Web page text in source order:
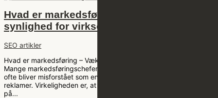
Hvad er markedsføring – Vækst og
synlighed for virksomheder
SEO artikler
Hvad er markedsføring – Vækst og synlighed for virksomheder
Mange markedsføringschefer oplever, at effektiv markedsføring
ofte bliver misforstået som ensidige salgstricks eller klassiske
reklamer. Virkeligheden er, at strategisk markedsføring bygger
på...